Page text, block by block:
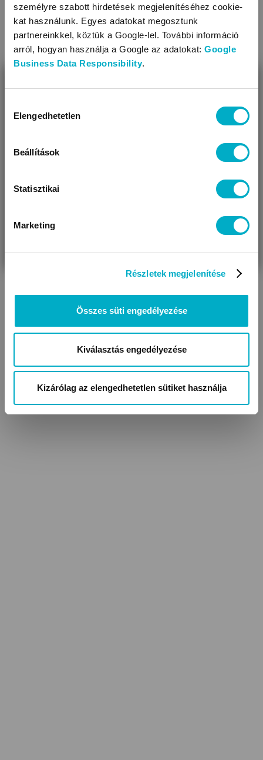
személyre szabott hirdetések megjelenítéséhez cookie-
kat használunk. Egyes adatokat megosztunk
partnereinkkel, köztük a Google-lel. További információ
arról, hogyan használja a Google az adatokat: Google
Business Data Responsibility.
kiválasztása
Elengedhetetlen
Beállítások
Statisztikai
Marketing
Részletek megjelenítése
Összes süti engedélyezése
Kiválasztás engedélyezése
Kizárólag az elengedhetetlen sütiket használja
kedvezményekkel és egyéni tanácsadással várunk.
Úgy látjuk, most jársz nálunk először!
VÁRANDÓS
AJÁNDÉKOT